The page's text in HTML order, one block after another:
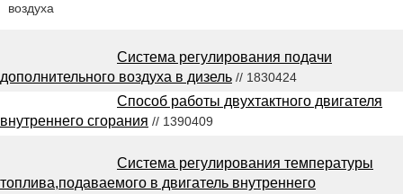
воздуха
Система регулирования подачи
дополнительного воздуха в дизель // 1830424
Способ работы двухтактного двигателя
внутреннего сгорания // 1390409
Система регулирования температуры
топлива,подаваемого в двигатель внутреннего